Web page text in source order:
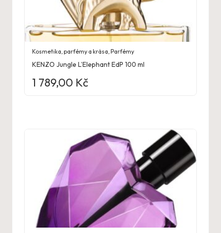
Kosmetika, parfémy a krása,Parfémy
KENZO Jungle L’Elephant EdP 100 ml
1 789,00 Kč